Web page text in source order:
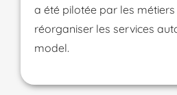
a été pilotée par les
réorganiser les services
model.